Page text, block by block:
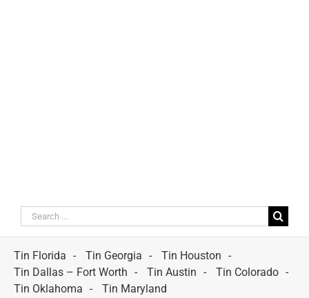
Search
for:
Tin Florida
Tin Georgia
Tin Houston
Tin Dallas – Fort Worth
Tin Austin
Tin Colorado
Tin Oklahoma
Tin Maryland